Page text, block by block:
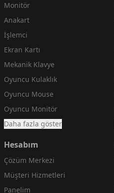
Monitör
Anakart
İşlemci
Ekran Kartı
Mekanik Klavye
Oyuncu Kulaklık
Oyuncu Mouse
Oyuncu Monitör
Daha fazla göster
Hesabım
Çözüm Merkezi
Müşteri Hizmetleri
Panelim